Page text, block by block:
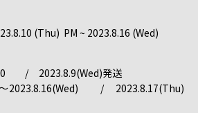
(Thu) PM ~ 2023.8.16 (Wed)
/ 2023.8.9(Wed)発送
～2023.8.16(Wed) / 2023.8.17(Thu)